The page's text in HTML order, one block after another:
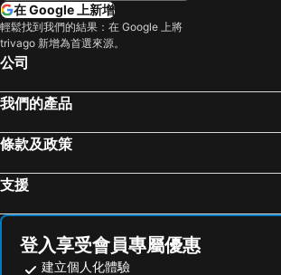
在 Google 上新增
輕鬆找到我們的結果：在 Google 上將
trivago 新增為首選來源。
公司
我們的產品
條款及政策
支援
登入享受會員專屬優惠
建立個人化體驗